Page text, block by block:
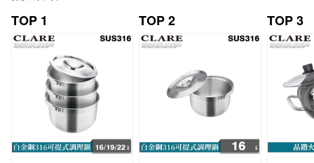
TOP 1
TOP 2 TOP 3